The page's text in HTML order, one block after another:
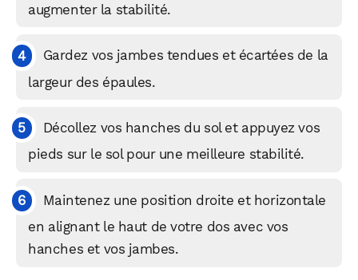
augmenter la stabilité.
Gardez vos jambes tendues et écartées de la
largeur des épaules.
Décollez vos hanches du sol et appuyez vos
pieds sur le sol pour une meilleure stabilité.
Maintenez une position droite et horizontale
en alignant le haut de votre dos avec vos
hanches et vos jambes.